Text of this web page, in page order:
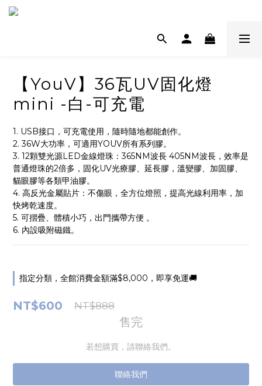
【YouV】36瓦UV固化燈
mini -白-可充電
1. USB接口，可充電使用，隨時隨地都能創作。
2. 36W大功率，可適用YOUV所有系列膠。
3. 12顆雙光源LED金線燈珠：365NM波長 405NM波長，效率是
普通燈珠的2倍多，固化UV光療膠、延長膠，溫變膠、加固膠、
貓眼膠等各類甲油膠。
4. 高反光金屬貼片：不傷眼，全方位燈照，提高光線利用率，加
快烤乾速度。
5. 可摺疊、體積小巧，出門攜帶方便 。
6. 內設吸附磁鐵。
指定分類，全館消費金額滿$8,000，即享免運🚚
NT$600 NT$888
售完
若想購買，請聯絡我們。
聯絡我們